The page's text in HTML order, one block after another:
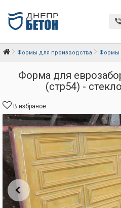
Формы для производства Формы
Форма для
(стр54) -
В избраное